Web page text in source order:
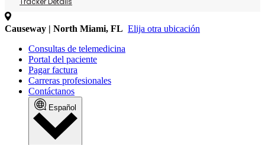
Causeway | North Miami, FL Elija otra ubicación
Consultas de telemedicina
Portal del paciente
Pagar factura
Carreras profesionales
Contáctanos
Español